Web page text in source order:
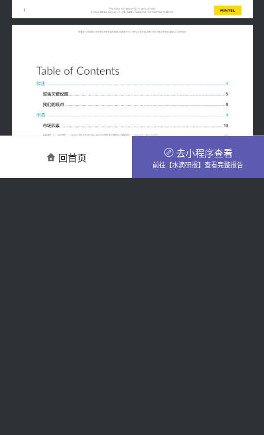
回首页 去小程序查看
前往【水滴研报】查看完整报告